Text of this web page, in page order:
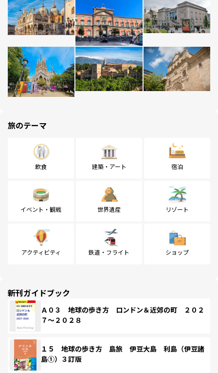
旅のテーマ
飲食 建築・アート 宿泊
イベント・観戦 世界遺産 リゾート
アクティビティ 鉄道・フライト ショップ
新刊ガイドブック
Ａ０３ 地球の歩き方 ロンドン＆近郊の町 ２０２
７～２０２８
１５ 地球の歩き方 島旅 伊豆大島 利島（伊豆諸
島①）３訂版